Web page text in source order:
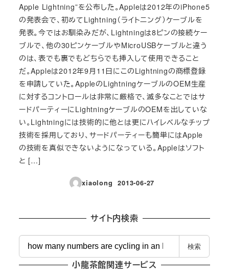
Apple Lightning”を公布した。Appleは2012年のiPhone5
の発表会で、初めてLightning（ライトニング）ケーブルを
発表。今ではお馴染みだが、Lightningは8ピンの接続ケー
ブルで、他の30ピンケーブルやMicroUSBケーブルと違う
のは、表でも裏でもどちらでも挿入して使用できること
だ。Appleは2012年9月11日にこのLightningの商標登録
を申請していた。AppleのLightningケーブルのOEM生産
に対するコントロールは非常に厳格で、滅多なことではサ
ードパーティーにLightningケーブルのOEMを出していな
い。Lightningには技術的に他とは更にハイレベルなチップ
技術を採用しており、サードパーティーも簡単にはApple
の技術を真似できないようになっている。Appleはソフト
と […]
xiaolong
投稿日
2013-06-27
サイト内検索
索
検索
小龍茶館関連サービス